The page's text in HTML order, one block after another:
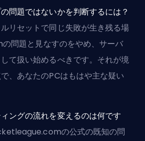
問題ではないかを判断するには？
リセットで同じ失敗が生き残る場
問題と見なすのをやめ、サーバ
て扱い始めるべきです。それが境
、あなたのPCはもはや主な疑い
ングの流れを変えるのは何です
の公式の既知の問